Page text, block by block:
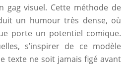
gag visuel. Cette méthode de
un humour très dense, où
porte un potentiel comique.
s’inspirer de ce modèle
texte ne soit jamais figé avant